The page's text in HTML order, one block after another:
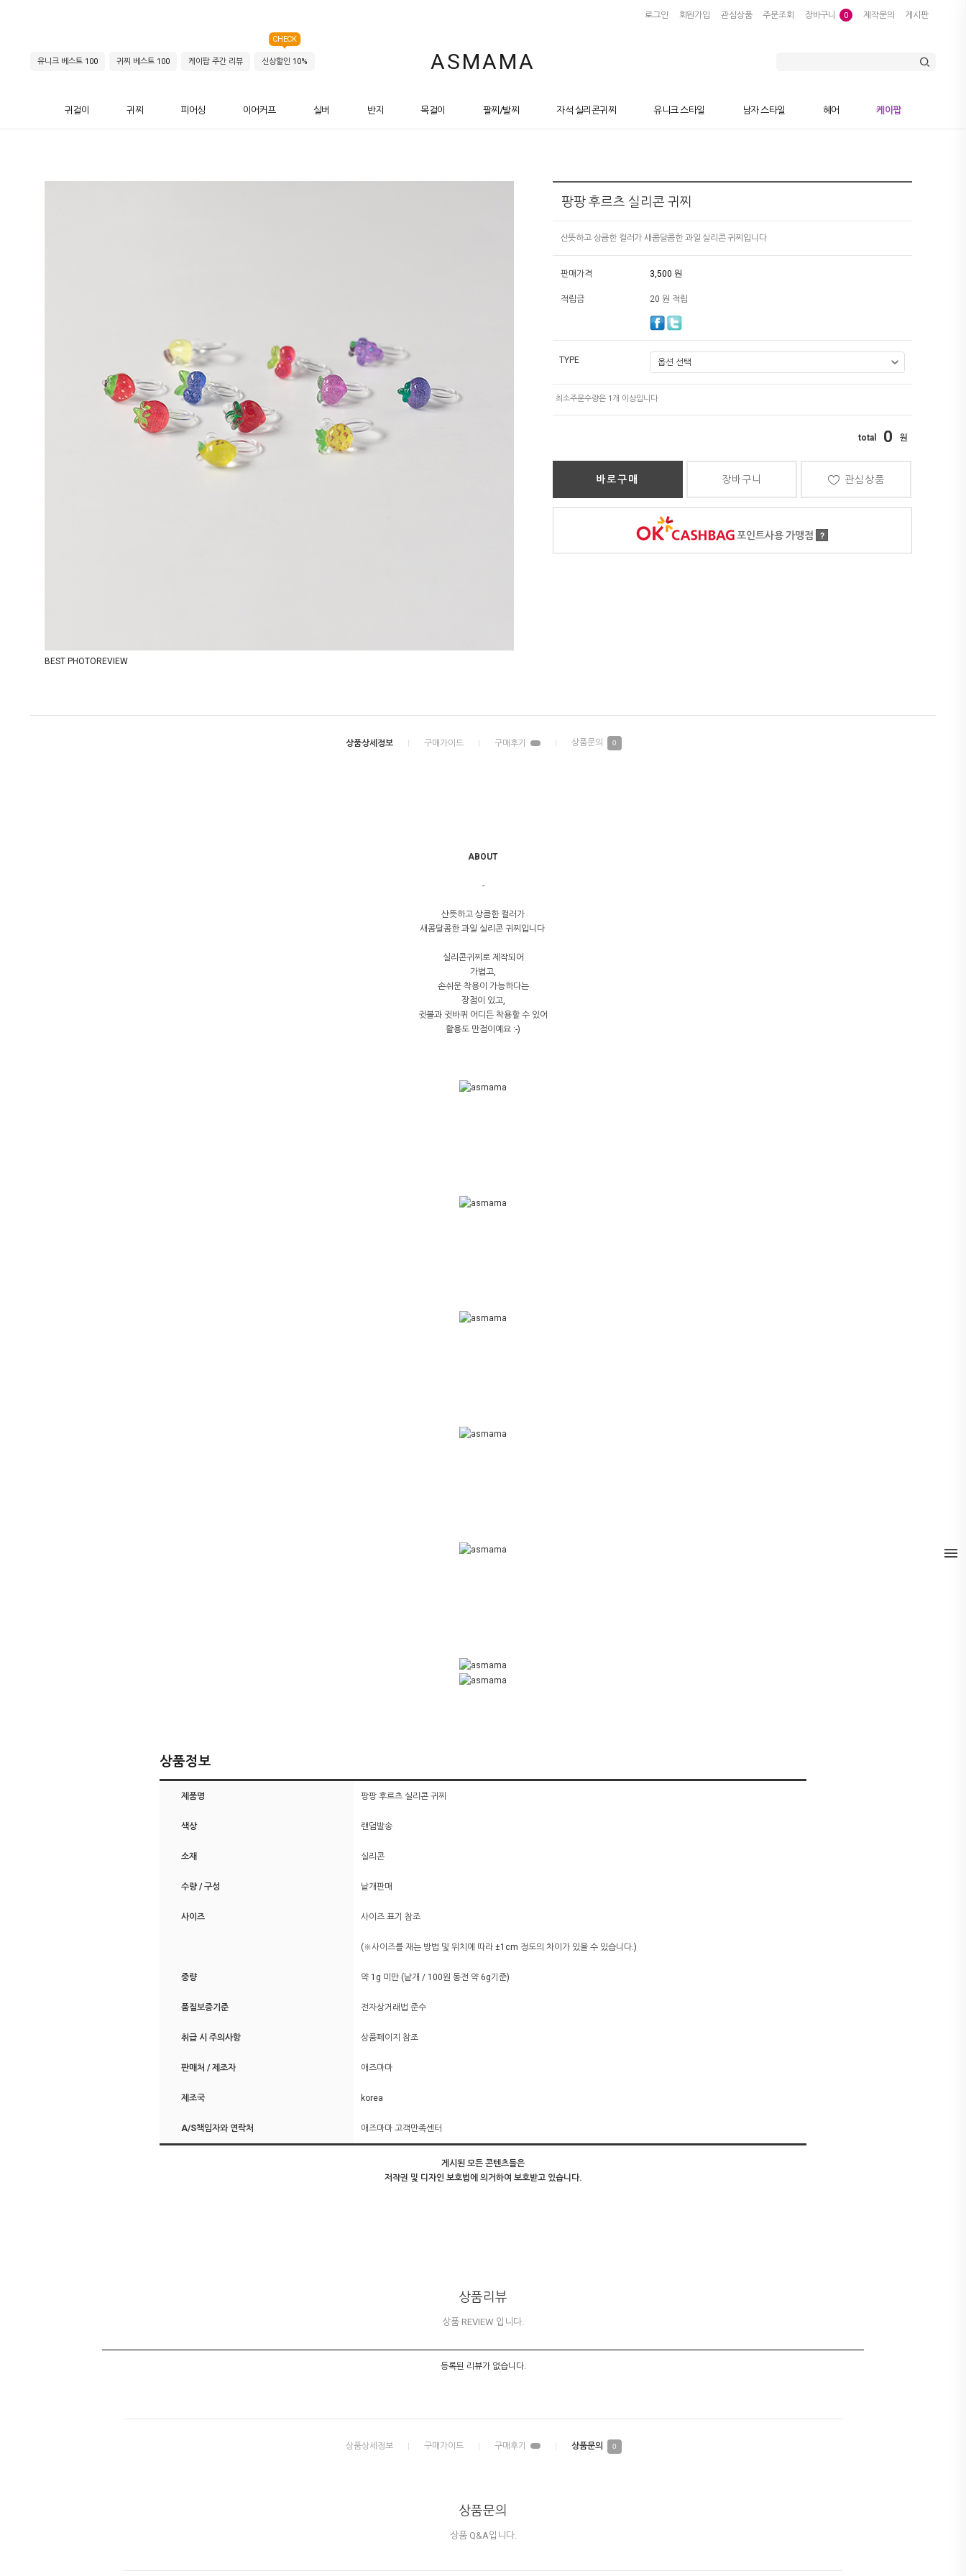
로그인 회원가입 관심상품 주문조회 장바구니 0 제작문의 게시판
ASMAMA
유니크 베스트 100 귀찌 베스트 100 케이팝 주간 리뷰 신상할인 10%
CHECK
귀걸이 귀찌 피어싱 이어커프 실버 반지 목걸이 팔찌/발찌 자석 실리콘귀찌 유니크 스타일 남자 스타일 헤어 케이팝
BEST PHOTOREVIEW
팡팡 후르츠 실리콘 귀찌
산뜻하고 상큼한 컬러가 새콤달콤한 과일 실리콘 귀찌입니다
판매가격 3,500 원
적립금 20 원 적립
TYPE
0
바로구매 장바구니 관심상품
포인트사용 가맹점 ?
0
ABOUT
-
산뜻하고 상큼한 컬러가
새콤달콤한 과일 실리콘 귀찌입니다
실리콘귀찌로 제작되어
가볍고,
손쉬운 착용이 가능하다는
장점이 있고,
귓볼과 귓바퀴 어디든 착용할 수 있어
활용도 만점이예요 :-)
상품정보
제품명 팡팡 후르츠 실리콘 귀찌
색상 랜덤발송
소재 실리콘
수량 / 구성 낱개판매
사이즈 사이즈 표기 참조
(※사이즈를 재는 방법 및 위치에 따라 ±1cm 정도의 차이가 있을 수 있습니다.)
중량 약 1g 미만 (낱개 / 100원 동전 약 6g기준)
품질보증기준 전자상거래법 준수
취급 시 주의사항 상품페이지 참조
판매처 / 제조자 애즈마마
제조국 korea
A/S책임자와 연락처 애즈마마 고객만족센터
게시된 모든 콘텐츠들은
저작권 및 디자인 보호법에 의거하여 보호받고 있습니다.
상품리뷰
상품 REVIEW 입니다.
등록된 리뷰가 없습니다.
0
상품문의
상품 Q&A입니다.